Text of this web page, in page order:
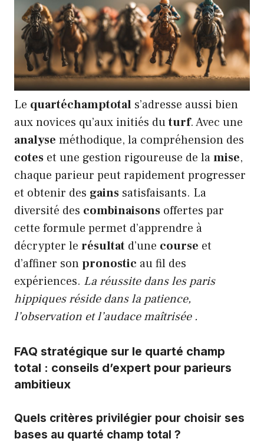
Le quartéchamptotal s’adresse aussi bien
aux novices qu’aux initiés duturf. Avec une
analyse méthodique, la compréhension des
cotes et une gestion rigoureuse de lamise,
chaque parieur peut rapidement progresser
et obtenir des gains satisfaisants. La
diversité des combinaisons offertes par
cette formule permet d’apprendre à
décrypter le résultat d’une course et
d’affiner sonpronostic au fil des
expériences. La réussite dans les paris
hippiques réside dans la patience,
l’observation et l’audace maîtrisée .
FAQ stratégique sur le quarté champ
total : conseils d’expert pour parieurs
ambitieux
Quels critères privilégier pour choisir ses
bases au quarté champ total ?